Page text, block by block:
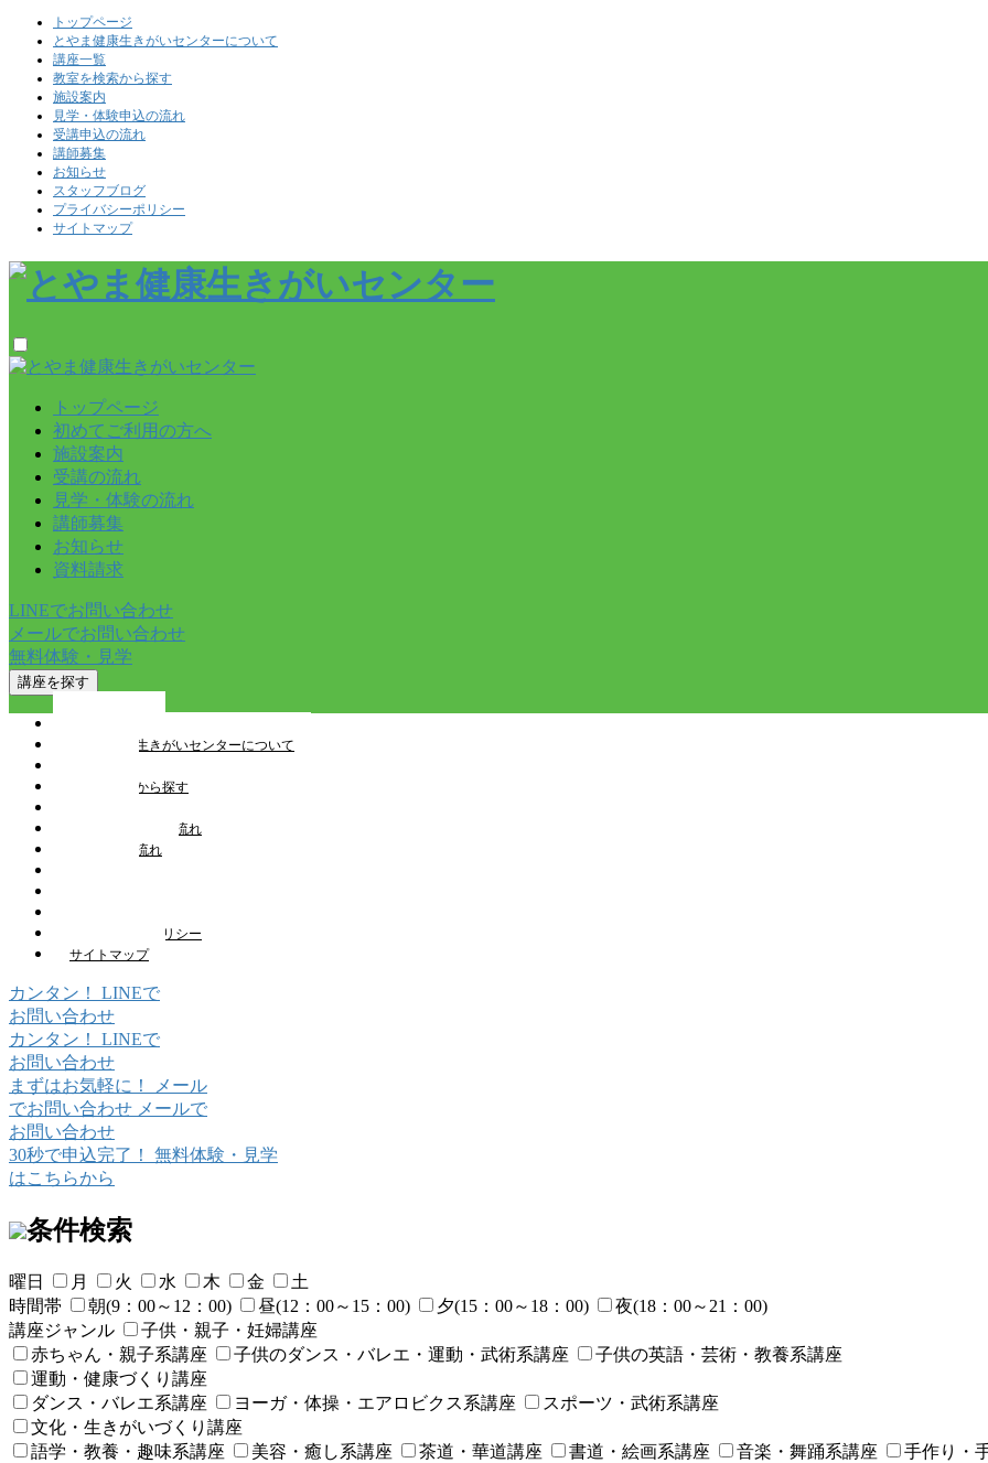
トップページ
とやま健康生きがいセンターについて
講座一覧
教室を検索から探す
施設案内
見学・体験申込の流れ
受講申込の流れ
講師募集
お知らせ
スタッフブログ
プライバシーポリシー
サイトマップ
トップページ
初めてご利用の方へ
施設案内
受講の流れ
見学・体験の流れ
講師募集
お知らせ
資料請求
LINEでお問い合わせ
メールでお問い合わせ
無料体験・見学
講座を探す
とやま健康生きがいセンターについて
教室を検索から探す
見学・体験申込の流れ
受講申込の流れ
プライバシーポリシー
サイトマップ
カンタン！ LINEで
お問い合わせ
カンタン！
LINEで
お問い合わせ
まずはお気軽に！
メール
でお問い合わせ メールで
お問い合わせ
30秒で申込完了！
無料体験・見学
はこちらから
条件検索
曜日 月 火 水 木 金
土
時間帯
朝(9：00～12：00) 昼(12：00～15：00) 夕(15：00～18：00)
夜(18：00～21：00)
講座ジャンル
子供・親子・妊婦講座
赤ちゃん・親子系講座
子供のダンス・バレエ・運動・武術系講座
子供の英語・芸術・教養系講座
運動・健康づくり講座
ダンス・バレエ系講座
ヨーガ・体操・エアロビクス系講座
スポーツ・武術系講座
文化・生きがいづくり講座
語学・教養・趣味系講座
美容・癒し系講座 茶道・華道講座 書道・絵画系講座 音楽・舞踊系講座
手作り・